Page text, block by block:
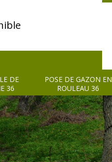
DE
36
POSE DE GAZON EN
ROULEAU 36